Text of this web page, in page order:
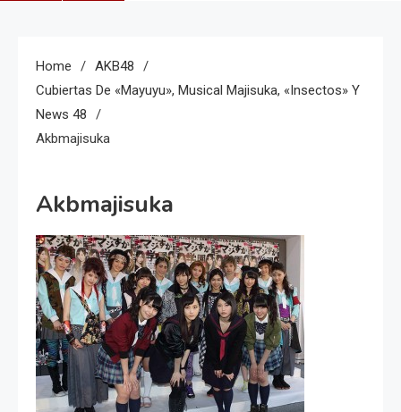
Home
AKB48
Cubiertas De «Mayuyu», Musical Majisuka, «Insectos» Y
News 48
Akbmajisuka
Akbmajisuka